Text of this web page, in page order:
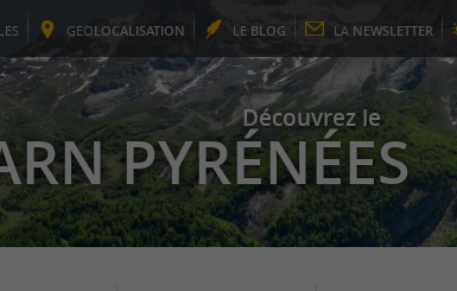
GEOLOCALISATION LE BLOG LA NEWSLETTER
Découvrez le
PYRÉNÉES